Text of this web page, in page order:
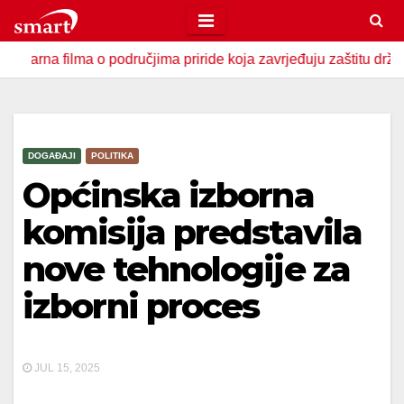
to
contento područjima priride koja zavrjeđuju zaštitu države
DOGAĐAJI POLITIKA
Općinska izborna
komisija predstavila
nove tehnologije za
izborni proces
JUL 15, 2025